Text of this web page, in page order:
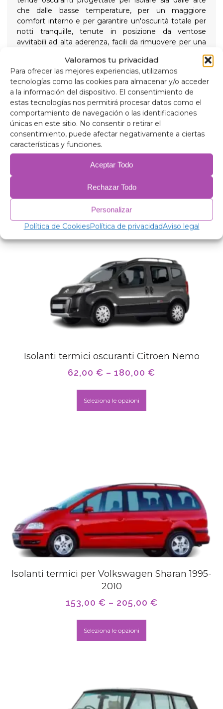
Valoramos tu privacidad
Para ofrecer las mejores experiencias, utilizamos
tecnologías como las cookies para almacenar y/o acceder
a la información del dispositivo. El consentimiento de
estas tecnologías nos permitirá procesar datos como el
comportamiento de navegación o las identificaciones
únicas en este sitio. No consentir o retirar el
consentimiento, puede afectar negativamente a ciertas
características y funciones.
Aceptar Todo
Rechazar Todo
Personalizar
Política de CookiesPolítica de privacidadAviso legal
che dalle basse temperature, per un maggiore
comfort interno e per garantire un'oscurità totale per
notti tranquille, tenute in posizione da ventose
avvitabili ad alta aderenza, facili da rimuovere per una
Composizione
Alluminio da 90 micron, anti-ultravioletti e
antigraffio.
Polietilene espanso da 2 mm.
Pellicola di alluminio da 38 micron per l'isolamento.
Polietilene espanso da 2 mm.
Pellicola di alluminio da 38 micron.
Polietilene espanso da 2 mm.
Pellicola di alluminio da 38 micron.
Imbottitura isolante antiallergica da 75 gr/m.
Prodotti correlati
Isolanti termici oscuranti Citroën Nemo
62,00 € – 180,00 €
Seleziona le opzioni
Isolanti termici per Volkswagen Sharan 1995-
2010
153,00 € – 205,00 €
Seleziona le opzioni